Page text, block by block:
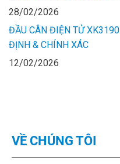
28/02/2026
ĐẦU CÂN ĐIỆN TỬ
ĐỊNH & CHÍNH XÁC
12/02/2026
VỀ CHÚNG TÔI